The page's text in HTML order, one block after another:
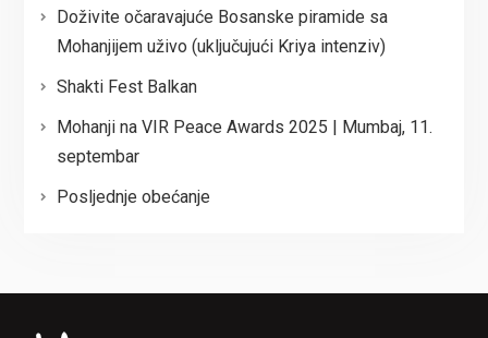
Doživite očaravajuće Bosanske piramide sa
Mohanjijem uživo (uključujući Kriya intenziv)
Shakti Fest Balkan
Mohanji na VIR Peace Awards 2025 | Mumbaj, 11.
septembar
Posljednje obećanje